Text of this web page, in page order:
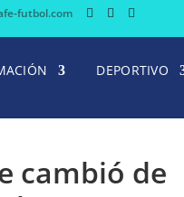
futbol.com
DEPORTIVO
cambió de